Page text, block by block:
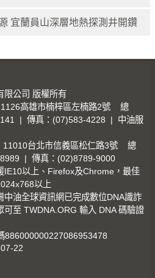
宜蘭員山深層地熱探測井開鑽
限公司 版權所有
高雄市楠梓區左楠路2號 總
| 傳真：(07)583-4228 | 中油服
11010台北市信義區松仁路3號 總
| 傳真：(02)8789-9000
IE10以上、Firefox及Chrome，最佳
以上
中油全球資訊網已完成數位DNA識詐
可至 TWDNA.ORG 輸入 DNA 碼驗證
886000000227086953478
22